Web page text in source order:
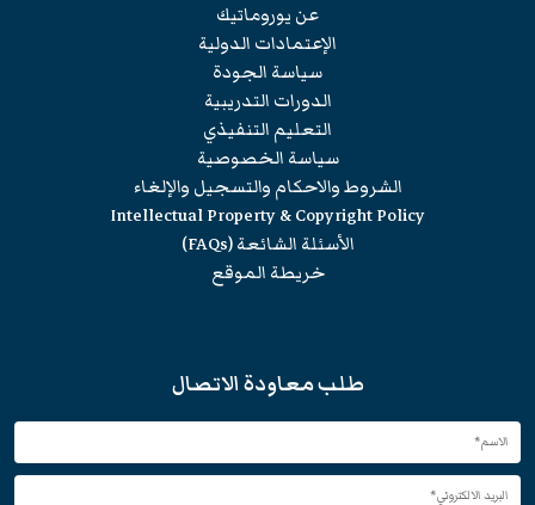
عن يوروماتيك
الإعتمادات الدولية
سياسة الجودة
الدورات التدريبية
التعليم التنفيذي
سياسة الخصوصية
الشروط والاحكام والتسجيل والإلغاء
Intellectual Property & Copyright Policy
الأسئلة الشائعة (FAQs)
خريطة الموقع
طلب معاودة الاتصال